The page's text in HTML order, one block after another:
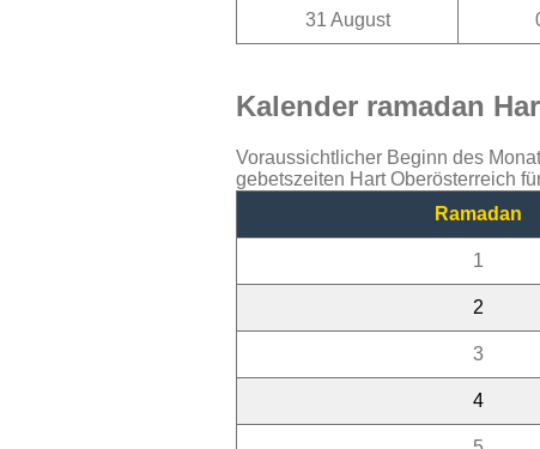
31 August
Kalender ramadan
Voraussichtlicher Beginn des
gebetszeiten Hart Oberösterreich
Ramadan
1
2
3
4